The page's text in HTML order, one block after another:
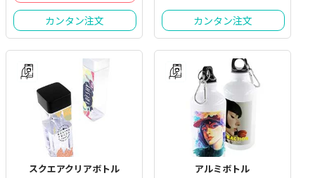
カンタン注文
カンタン注文
スクエアクリアボトル アルミボトル